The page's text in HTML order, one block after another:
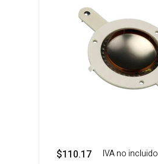
$110.17 ‎ ‎ ‎ IVA no incluido